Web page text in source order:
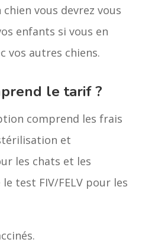
vous devrez vous
enfants si vous en
vos autres chiens.
le tarif ?
comprend les frais
et
les chats et les
test FIV/FELV pour les